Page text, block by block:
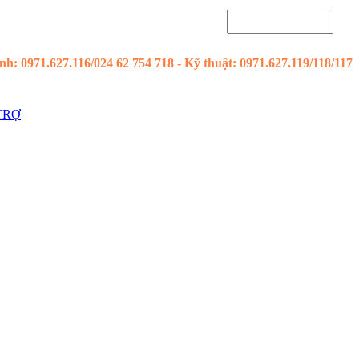
0971.627.116/024 62 754 718 - Kỹ thuật: 0971.627.119/118/117